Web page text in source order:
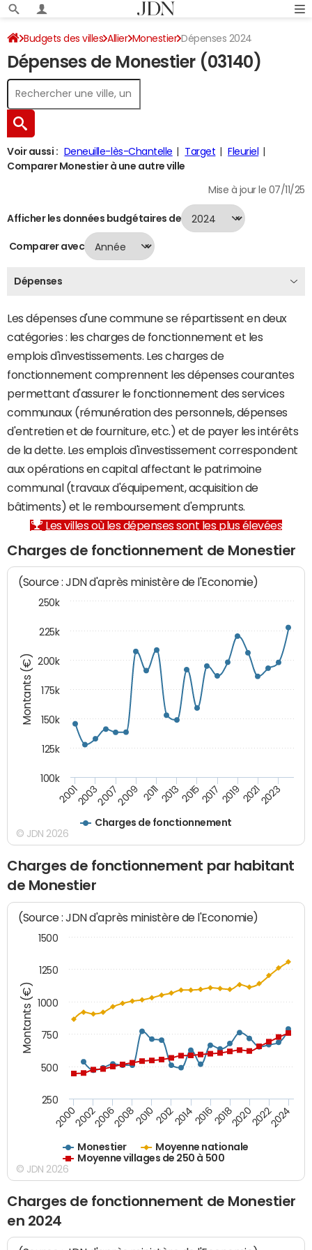
Budgets des villes Allier Monestier Dépenses 2024
Dépenses de Monestier (03140)
Voir aussi : Deneuille-lès-Chantelle Target
Fleuriel
Comparer Monestier à une autre ville
Mise à jour le 07/11/25
Afficher les données budgétaires de
Comparer avec
Dépenses
Les dépenses d'une commune se répartissent en deux
catégories : les charges de fonctionnement et les
emplois d'investissements. Les charges de
fonctionnement comprennent les dépenses courantes
permettant d'assurer le fonctionnement des services
communaux (rémunération des personnels, dépenses
d'entretien et de fourniture, etc.) et de payer les intérêts
de la dette. Les emplois d'investissement correspondent
aux opérations en capital affectant le patrimoine
communal (travaux d'équipement, acquisition de
bâtiments) et le remboursement d'emprunts.
Les villes où les dépenses sont les plus élevées
Charges de fonctionnement de Monestier
Montants (€)
(Source : JDN d'après ministère de l'Economie)
Charges de fonctionnement
2001200320072009 2011201320152017201920212023
100k
125k
150k
175k
200k
225k
250k
© JDN 2026
Charges de fonctionnement par habitant
de Monestier
Montants (€)
(Source : JDN d'après ministère de l'Economie)
Monestier
Moyenne nationale
Moyenne villages de 250 à 500
200020022006200820102012201420162018202020222024
250
500
750
1000
1250
1500
© JDN 2026
Charges de fonctionnement de Monestier
en 2024